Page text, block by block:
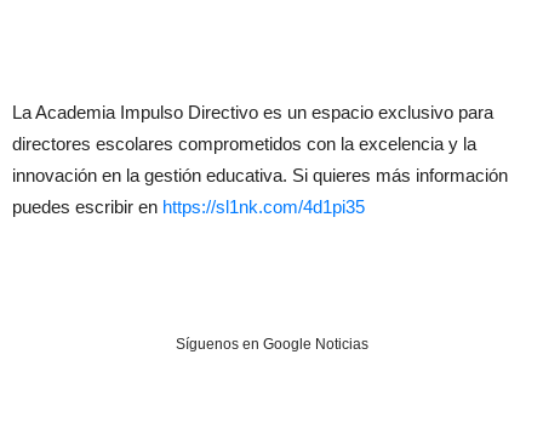
La Academia Impulso Directivo es un espacio exclusivo para
directores escolares comprometidos con la excelencia y la
innovación en la gestión educativa. Si quieres más información
puedes escribir en https://sl1nk.com/4d1pi35
Síguenos en Google Noticias